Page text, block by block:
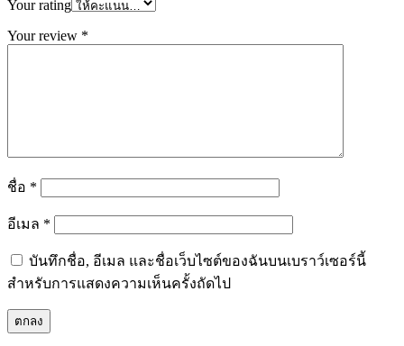
Your rating
Your review *
ชื่อ *
อีเมล *
บันทึกชื่อ, อีเมล และชื่อเว็บไซต์ของฉันบนเบราว์เซอร์นี้
สำหรับการแสดงความเห็นครั้งถัดไป